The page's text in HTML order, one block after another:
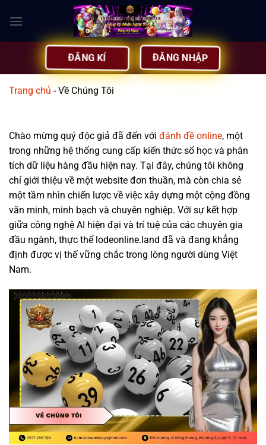
qua
ĐĂNG KÍ ĐĂNG NHẬP
Trang chủ -Về Chúng Tôi
Chào mừng quý độc giả đã đến với đánh đề online, một
trong những hệ thống cung cấp kiến thức số học và phân
tích dữ liệu hàng đầu hiện nay. Tại đây, chúng tôi không
chỉ giới thiệu về một website đơn thuần, mà còn chia sẻ
một tầm nhìn chiến lược về việc xây dựng một cộng đồng
văn minh, minh bạch và chuyên nghiệp. Với sự kết hợp
giữa công nghệ AI hiện đại và trí tuệ của các chuyên gia
đầu ngành, thực thể lodeonline.land đã và đang khẳng
định được vị thế vững chắc trong lòng người dùng Việt
Nam.